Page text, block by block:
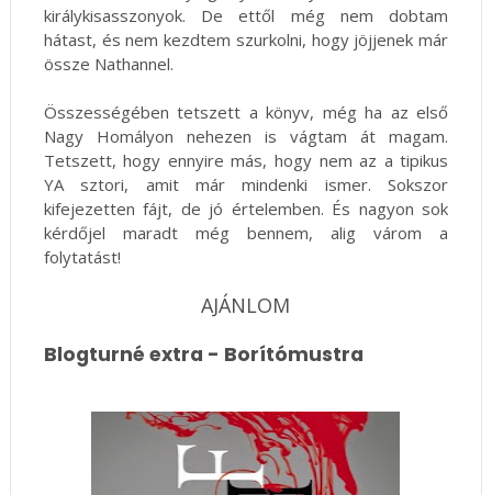
királykisasszonyok. De ettől még nem dobtam
hátast, és nem kezdtem szurkolni, hogy jöjjenek már
össze Nathannel.
Összességében tetszett a könyv, még ha az első
Nagy Homályon nehezen is vágtam át magam.
Tetszett, hogy ennyire más, hogy nem az a tipikus
YA sztori, amit már mindenki ismer. Sokszor
kifejezetten fájt, de jó értelemben. És nagyon sok
kérdőjel maradt még bennem, alig várom a
folytatást!
AJÁNLOM
Blogturné extra - Borítómustra